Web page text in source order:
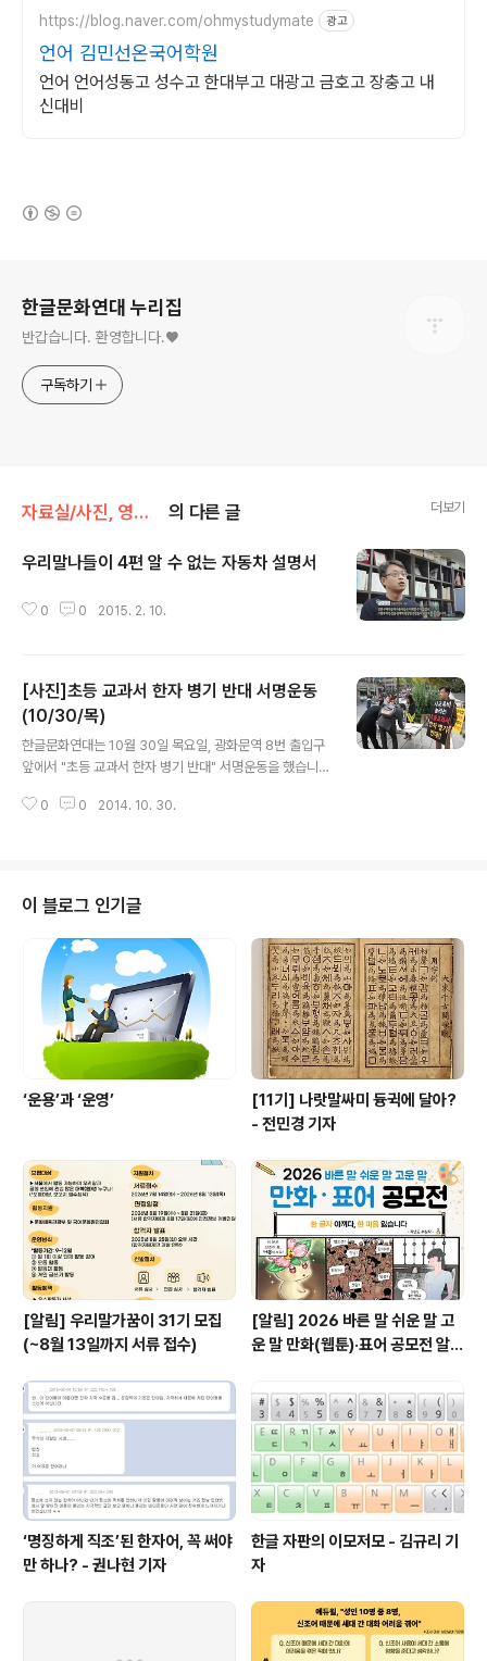
https://blog.naver.com/ohmystudymate 광고
언어 김민선온국어학원
언어 언어성동고 성수고 한대부고 대광고 금호고 장충고 내
신대비
한글문화연대 누리집
반갑습니다. 환영합니다.♥
구독하기
자료실/사진, 영상 자료 의 다른 글 더보기
우리말나들이 4편 알 수 없는 자동차 설명서
0 0 2015. 2. 10.
[사진]초등 교과서 한자 병기 반대 서명운동
(10/30/목)
한글문화연대는 10월 30일 목요일, 광화문역 8번 출입구
앞에서 "초등 교과서 한자 병기 반대" 서명운동을 했습니
육과정 개편안에 든 "교과서 한자 병기 확대 방침"이 강행
용지에 주변 분들의 서명을 받아 02-6082-8855(한글
문화연대 사무국 전송/팩스)으로 보내주세요. 함께하는 분
들의 마음을 모아 교육부에 전하겠습니다.
0 0 2014. 10. 30.
이 블로그 인기글
‘운용’과 ‘운영’
[11기] 나랏말싸미 듕귁에 달아?
- 전민경 기자
[알림] 우리말가꿈이 31기 모집
(~8월 13일까지 서류 접수)
[알림] 2026 바른 말 쉬운 말 고
운 말 만화(웹툰)·표어 공모전 알림
‘명징하게 직조’된 한자어, 꼭 써야
만 하나? - 권나현 기자
한글 자판의 이모저모 - 김규리 기
자